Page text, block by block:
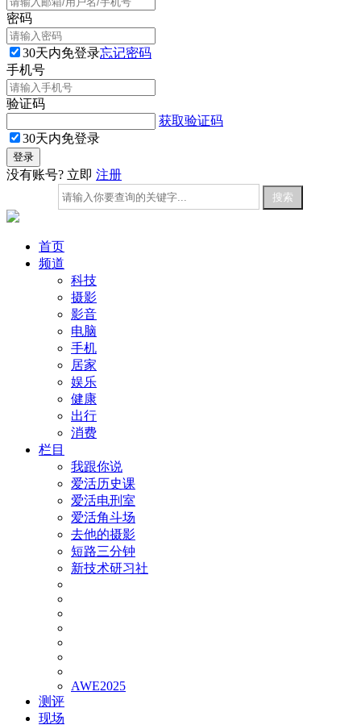
密码
30天内免登录忘记密码
手机号
验证码
获取验证码
30天内免登录
没有账号? 立即 注册
首页
频道
科技
摄影
影音
电脑
手机
居家
娱乐
健康
出行
消费
栏目
我跟你说
爱活历史课
爱活电刑室
爱活角斗场
去他的摄影
短路三分钟
新技术研习社
AWE2025
测评
现场